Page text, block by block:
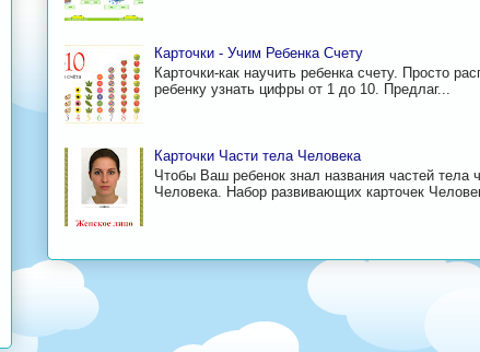
Карточки - Учим Ребенка Счету
Карточки-как научить ребенка счету. Просто
ребенку узнать цифры от 1 до 10. Предлаг...
Карточки Части тела Человека
Чтобы Ваш ребенок знал названия частей тела
Человека. Набор развивающих карточек